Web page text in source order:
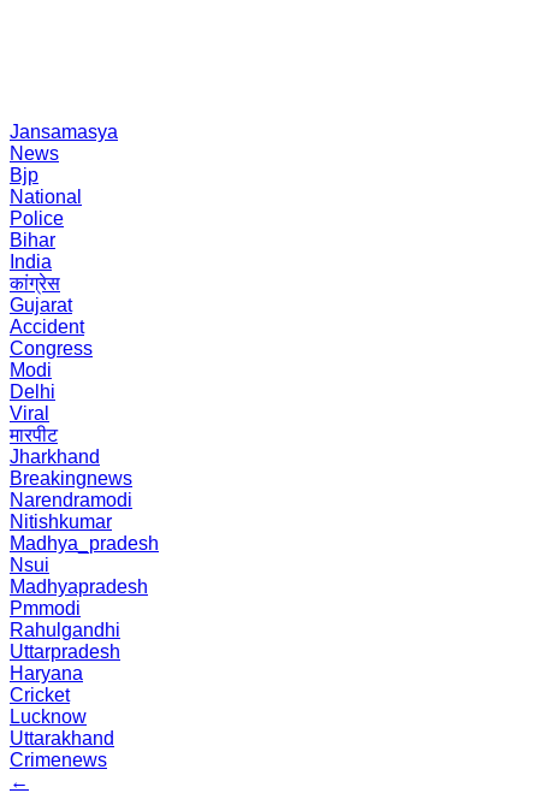
Jansamasya
News
Bjp
National
Police
Bihar
India
कांग्रेस
Gujarat
Accident
Congress
Modi
Delhi
Viral
मारपीट
Jharkhand
Breakingnews
Narendramodi
Nitishkumar
Madhya_pradesh
Nsui
Madhyapradesh
Pmmodi
Rahulgandhi
Uttarpradesh
Haryana
Cricket
Lucknow
Uttarakhand
Crimenews
←